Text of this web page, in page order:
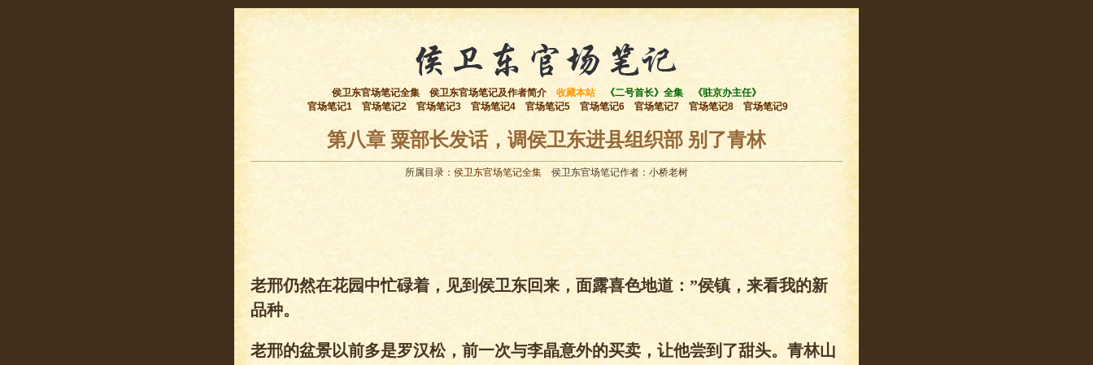
侯卫东官场笔记全集 侯卫东官场笔记及作者简介 收藏本站 《二号首长》全集
《驻京办主任》
官场笔记1
官场笔记2 官场笔记3 官场笔记4 官场笔记5 官场笔记6 官场笔记7 官场笔记8 官场笔记9
第八章 粟部长发话，调侯卫东进县组织部 别了青林
所属目录： 侯卫东官场笔记全集 侯卫东官场笔记作者：小桥老树
老邢仍然在花园中忙碌着，见到侯卫东回来，面露喜色地道：”侯镇，来看我的新
品种。
老邢的盆景以前多是罗汉松，前一次与李晶意外的买卖，让他尝到了甜头。青林山